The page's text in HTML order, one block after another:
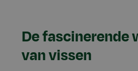
De fascinerende
van vissen